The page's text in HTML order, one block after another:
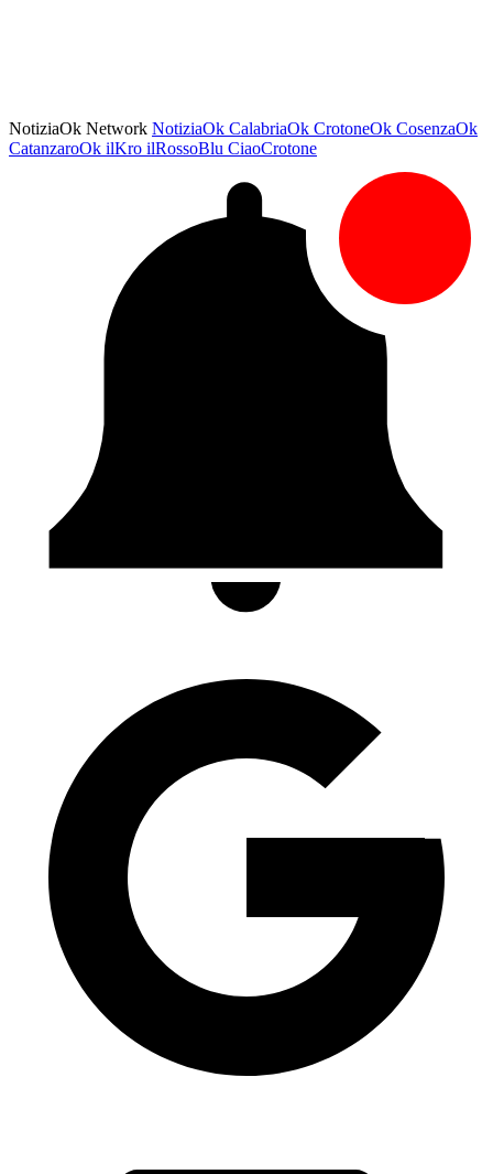
NotiziaOk Network NotiziaOk CalabriaOk CrotoneOk CosenzaOk
CatanzaroOk ilKro ilRossoBlu CiaoCrotone